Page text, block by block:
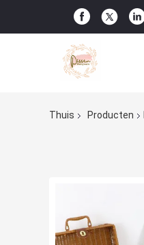
Thuis Producten